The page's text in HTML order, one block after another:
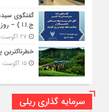
گفتگوی
ج.ا.ا ) – روز
15 آگوست 2023 - 20:13
سرمایه گذاری ریلی